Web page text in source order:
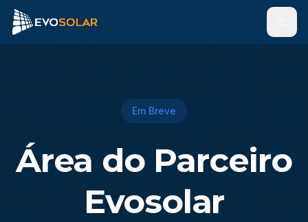
Em Breve
Área do Parceiro
Evosolar